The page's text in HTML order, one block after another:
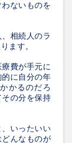
わないものを
相続人のラ
ます。
費が手元に
に自分の年
かるのだろ
その分を保持
いったいい
どんなものが